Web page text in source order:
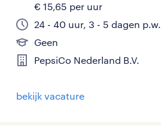
€ 15,65 per uur
24 - 40 uur, 3 - 5 dagen p.w.
Geen
PepsiCo Nederland B.V.
bekijk vacature